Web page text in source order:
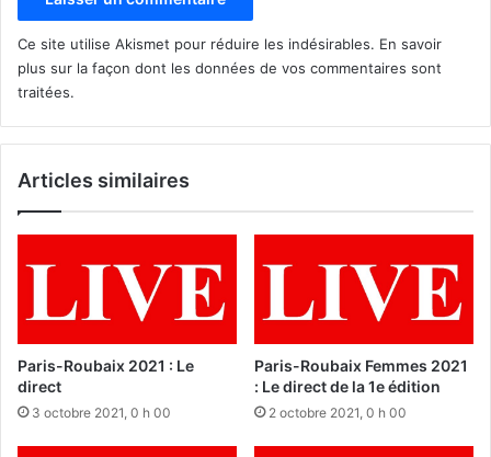
Ce site utilise Akismet pour réduire les indésirables. En savoir
plus sur la façon dont les données de vos commentaires sont
traitées.
Articles similaires
Paris-Roubaix 2021 : Le
direct
3 octobre 2021, 0 h 00
Paris-Roubaix Femmes 2021
: Le direct de la 1e édition
2 octobre 2021, 0 h 00